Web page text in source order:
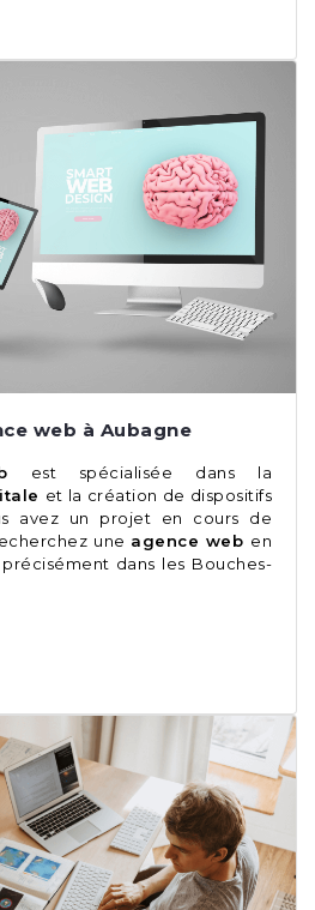
web à Aubagne
est spécialisée dans la
et la création de dispositifs
avez un projet en cours de
une agence web en
dans les Bouches-